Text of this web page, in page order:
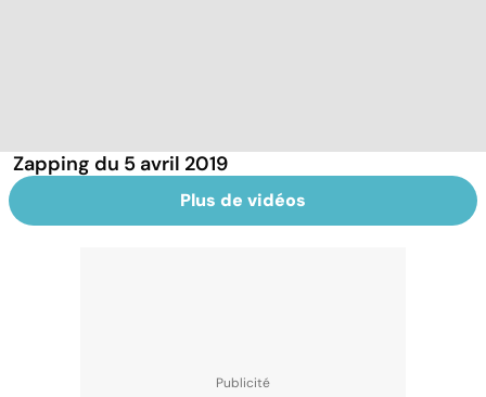
Zapping du 5 avril 2019
Plus de vidéos